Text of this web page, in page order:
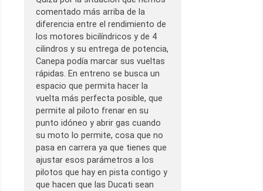
comentado más arriba de la
diferencia entre el rendimiento de
los motores bicilíndricos y de 4
cilindros y su entrega de potencia,
Canepa podía marcar sus vueltas
rápidas. En entreno se busca un
espacio que permita hacer la
vuelta más perfecta posible, que
permite al piloto frenar en su
punto idóneo y abrir gas cuando
su moto lo permite, cosa que no
pasa en carrera ya que tienes que
ajustar esos parámetros a los
pilotos que hay en pista contigo y
que hacen que las Ducati sean